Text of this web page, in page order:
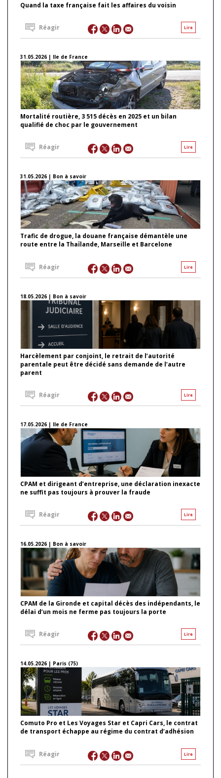
Quand la taxe française fait les affaires du voisin
Lire
Réagir
31.05.2026 | Ile de France
Mortalité routière, 3 515 décès en 2025 et un bilan
qualifié de choc par le gouvernement
Lire
Réagir
31.05.2026 | Bon à savoir
Trafic de drogue, la douane française démantèle une
route entre la Thaïlande, Marseille et Barcelone
Lire
Réagir
18.05.2026 | Bon à savoir
Harcèlement par conjoint, le retrait de l’autorité
parentale peut être décidé sans demande de l’autre
parent
Lire
Réagir
17.05.2026 | Ile de France
CPAM et dirigeant d’entreprise, une déclaration inexacte
ne suffit pas toujours à prouver la fraude
Lire
Réagir
16.05.2026 | Bon à savoir
CPAM de la Gironde et capital décès des indépendants, le
délai d’un mois ne ferme pas toujours la porte
Lire
Réagir
14.05.2026 | Paris (75)
Comuto Pro et Les Voyages Star et Capri Cars, le contrat
de transport échappe au régime du contrat d’adhésion
Lire
Réagir